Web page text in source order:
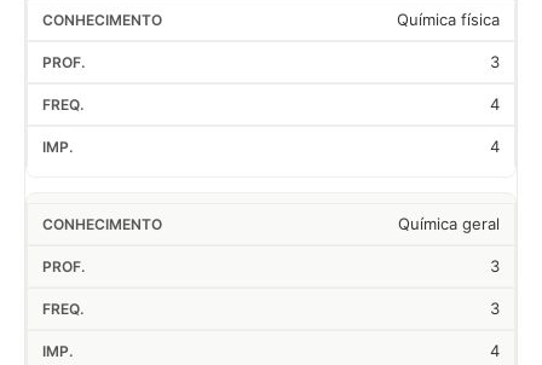
Química física
3
4
4
Química geral
3
3
4